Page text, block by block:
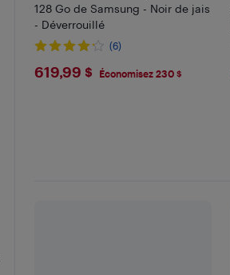
128 Go de Samsung - Noir de jais
- Déverrouillé
(6)
$619.99
619,99 $ Économisez 230 $